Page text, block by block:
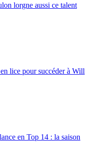
lorgne aussi ce talent
lice pour succéder à Will
en Top 14 : la saison